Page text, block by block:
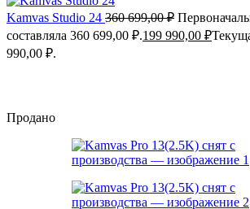
Kamvas Studio 24 360 699,00₽
составляла 360 699,00 ₽.199 990,00 ₽
990,00 ₽.
Продано